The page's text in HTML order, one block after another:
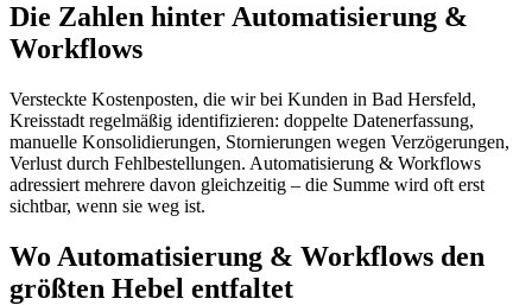
Die Zahlen hinter Automatisierung &
Workflows
Versteckte Kostenposten, die wir bei Kunden in Bad Hersfeld,
Kreisstadt regelmäßig identifizieren: doppelte Datenerfassung,
manuelle Konsolidierungen, Stornierungen wegen Verzögerungen,
Verlust durch Fehlbestellungen. Automatisierung & Workflows
adressiert mehrere davon gleichzeitig – die Summe wird oft erst
sichtbar, wenn sie weg ist.
Wo Automatisierung & Workflows den
größten Hebel entfaltet